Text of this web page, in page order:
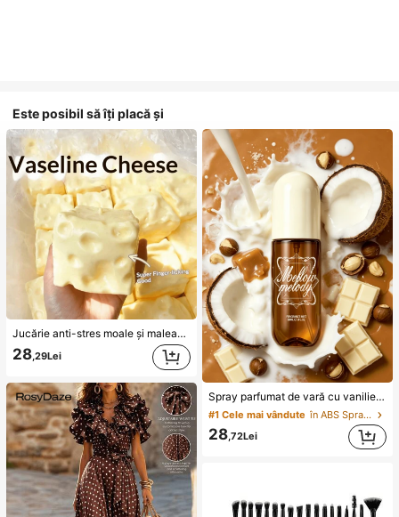
Este posibil să îți placă și
Jucărie anti-stres moale și maleabilă din TPR cu miros de lapte dulce, în formă de dumpling, 5 cm, ornament drăguț și amuzant pentru strângere, cadou la modă și practic, potrivit pentru zi de naștere, Paște, Halloween, Crăciun și diverse petreceri, îmbunătățește starea de spirit
28,29Lei
Spray parfumat de vară cu vanilie și cocos, 88 ml, de lungă durată, natural, proaspăt, portabil, aromatizant de aer pentru mașină, potrivit pentru adunări | petreceri | cadouri de zi de naștere
#1 Cele mai vândute în ABS Spray de cameră parfumat
28,72Lei